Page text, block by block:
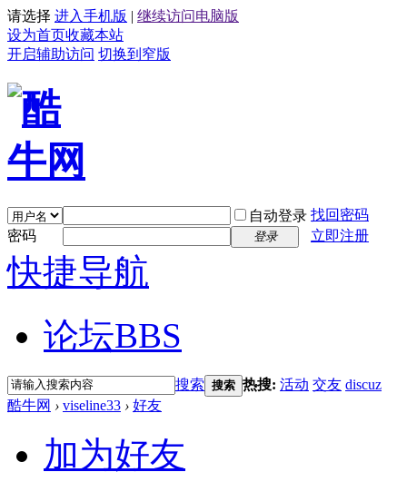
请选择 进入手机版 | 继续访问电脑版
设为首页收藏本站
开启辅助访问 切换到窄版
自动登录 找回密码
密码
登录 立即注册
快捷导航
论坛BBS
搜索 搜索 热搜: 活动 交友 discuz
酷牛网 › viseline33 › 好友
加为好友